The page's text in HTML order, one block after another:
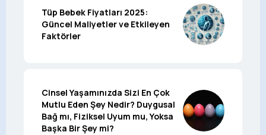
Tüp Bebek Fiyatları 2025:
Güncel Maliyetler ve Etkileyen
Faktörler
Cinsel Yaşamınızda Sizi En Çok
Mutlu Eden Şey Nedir? Duygusal
Bağ mı, Fiziksel Uyum mu, Yoksa
Başka Bir Şey mi?